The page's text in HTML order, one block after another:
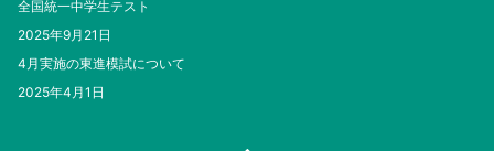
全国統一中学生テスト
2025年9月21日
4月実施の東進模試について
2025年4月1日